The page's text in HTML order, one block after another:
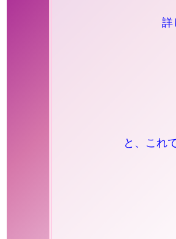
詳
と、これ